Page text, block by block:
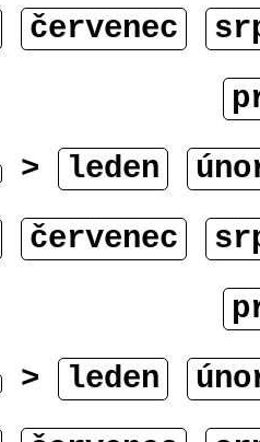
červenec
> leden
červenec
> leden